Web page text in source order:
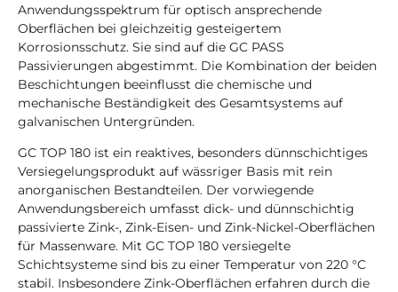
Anwendungsspektrum für optisch ansprechende
Oberflächen bei gleichzeitig gesteigertem
Korrosionsschutz. Sie sind auf die GC PASS
Passivierungen abgestimmt. Die Kombination der beiden
Beschichtungen beeinflusst die chemische und
mechanische Beständigkeit des Gesamtsystems auf
galvanischen Untergründen.
GC TOP 180 ist ein reaktives, besonders dünnschichtiges
Versiegelungsprodukt auf wässriger Basis mit rein
anorganischen Bestandteilen. Der vorwiegende
Anwendungsbereich umfasst dick- und dünnschichtig
passivierte Zink-, Zink-Eisen- und Zink-Nickel-Oberflächen
für Massenware. Mit GC TOP 180 versiegelte
Schichtsysteme sind bis zu einer Temperatur von 220 °C
stabil. Insbesondere Zink-Oberflächen erfahren durch die